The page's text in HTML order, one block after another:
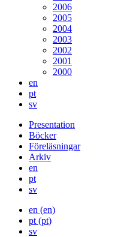
2006
2005
2004
2003
2002
2001
2000
en
pt
sv
Presentation
Böcker
Föreläsningar
Arkiv
en
pt
sv
en (en)
pt (pt)
sv